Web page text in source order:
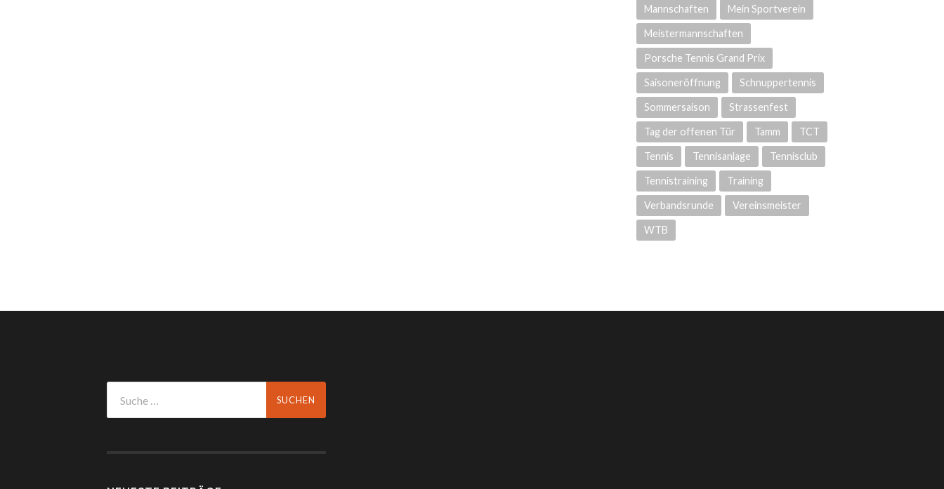
Mannschaften Mein Sportverein
Meistermannschaften
Porsche Tennis Grand Prix
Saisoneröffnung Schnuppertennis
Sommersaison Strassenfest
Tag der offenen Tür Tamm TCT
Tennis Tennisanlage Tennisclub
Tennistraining Training
Verbandsrunde Vereinsmeister
WTB